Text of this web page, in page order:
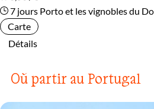
7 jours Porto et les vignobles du
Carte
Détails
Où partir au Portugal